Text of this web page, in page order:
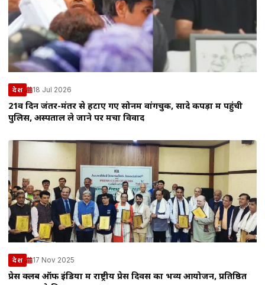
देश 18 Jul 2026
21वें दिन जंतर-मंतर से हटाए गए सोनम वांगचुक, सादे कपड़ों में पहुंची
पुलिस, अस्पताल ले जाने पर मचा विवाद
देश 17 Nov 2025
प्रेस क्लब ऑफ इंडिया में राष्ट्रीय प्रेस दिवस का भव्य आयोजन, प्रतिष्ठित